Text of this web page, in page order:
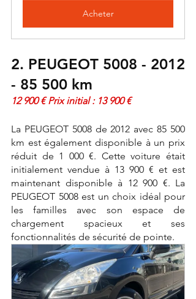
Acheter
2. PEUGEOT 5008 - 2012
- 85 500 km
12 900 € Prix initial : 13 900 €
La PEUGEOT 5008 de 2012 avec 85 500
km est également disponible à un prix
réduit de 1 000 €. Cette voiture était
initialement vendue à 13 900 € et est
maintenant disponible à 12 900 €. La
PEUGEOT 5008 est un choix idéal pour
les familles avec son espace de
chargement spacieux et ses
fonctionnalités de sécurité de pointe.